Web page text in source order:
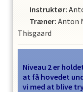
Instruktør:
Træner: Anton
Thisgaard
Niveau 2 er
at få hovedet
vi med at blive